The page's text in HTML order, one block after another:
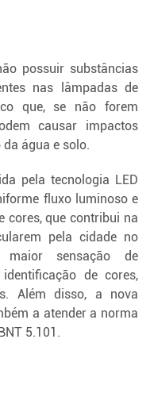
possuir substâncias
nas lâmpadas de
que, se não forem
causar impactos
água e solo.
pela tecnologia LED
fluxo luminoso e
cores, que contribui na
pela cidade no
maior sensação de
de cores,
Além disso, a nova
a atender a norma
5.101.